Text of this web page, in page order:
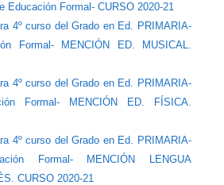
Educación Formal- CURSO 2020-21
4º curso del Grado en Ed. PRIMARIA-
Formal- MENCIÓN ED. MUSICAL.
4º curso del Grado en Ed. PRIMARIA-
Formal- MENCIÓN ED. FÍSICA.
4º curso del Grado en Ed. PRIMARIA-
Formal- MENCIÓN LENGUA
CURSO 2020-21